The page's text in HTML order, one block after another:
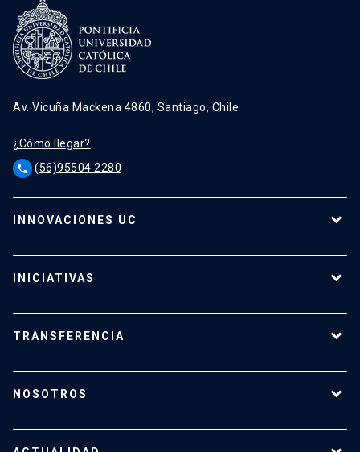
Av. Vicuña Mackena 4860, Santiago, Chile
¿Cómo llegar?
phone (56)95504 2280
INNOVACIONES UC
Oferta para empresas
INICIATIVAS
Apoyo a investigadores
TRANSFERENCIA
¿Cómo proteger mi investigación?
NOSOTROS
Nuestro equipo